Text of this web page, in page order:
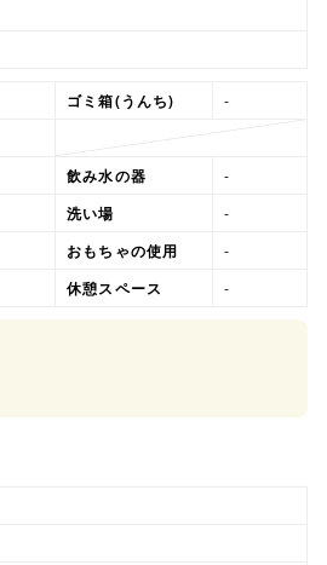
ゴミ箱(うんち) -
飲み水の器 -
洗い場 -
おもちゃの使用 -
休憩スペース -